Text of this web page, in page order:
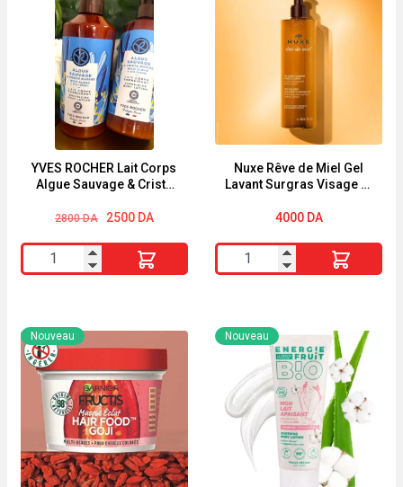
YVES ROCHER Lait Corps
Algue Sauvage & Criste
2800DA
Le
initial
était :
2800 DA.
2500 DA
Le
actuel
est :
2500 DA.
quantité
de
ROCHER
Lait
Corps
Algue
Sauvage
&
Criste
Nuxe Rêve de Miel Gel
Lavant Surgras Visage et
4000 DA
quantité
de
Rêve
de
Gel
Lavant
Surgras
Nouveau Nouveau